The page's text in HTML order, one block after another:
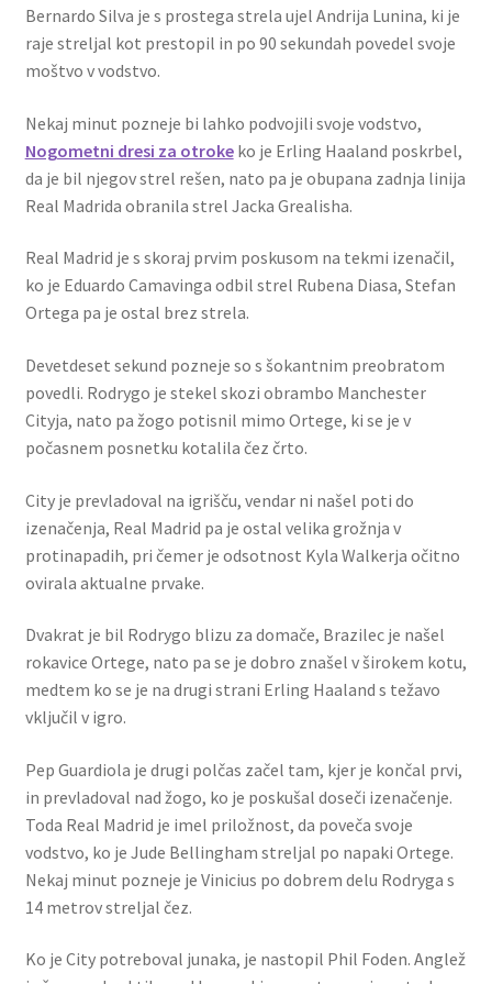
Bernardo Silva je s prostega strela ujel Andrija Lunina, ki je
raje streljal kot prestopil in po 90 sekundah povedel svoje
moštvo v vodstvo.
Nekaj minut pozneje bi lahko podvojili svoje vodstvo,
Nogometni dresi za otrokeko je Erling Haaland poskrbel,
da je bil njegov strel rešen, nato pa je obupana zadnja linija
Real Madrida obranila strel Jacka Grealisha.
Real Madrid je s skoraj prvim poskusom na tekmi izenačil,
ko je Eduardo Camavinga odbil strel Rubena Diasa, Stefan
Ortega pa je ostal brez strela.
Devetdeset sekund pozneje so s šokantnim preobratom
povedli. Rodrygo je stekel skozi obrambo Manchester
Cityja, nato pa žogo potisnil mimo Ortege, ki se je v
počasnem posnetku kotalila čez črto.
City je prevladoval na igrišču, vendar ni našel poti do
izenačenja, Real Madrid pa je ostal velika grožnja v
protinapadih, pri čemer je odsotnost Kyla Walkerja očitno
ovirala aktualne prvake.
Dvakrat je bil Rodrygo blizu za domače, Brazilec je našel
rokavice Ortege, nato pa se je dobro znašel v širokem kotu,
medtem ko se je na drugi strani Erling Haaland s težavo
vključil v igro.
Pep Guardiola je drugi polčas začel tam, kjer je končal prvi,
in prevladoval nad žogo, ko je poskušal doseči izenačenje.
Toda Real Madrid je imel priložnost, da poveča svoje
vodstvo, ko je Jude Bellingham streljal po napaki Ortege.
Nekaj minut pozneje je Vinicius po dobrem delu Rodryga s
14 metrov streljal čez.
Ko je City potreboval junaka, je nastopil Phil Foden. Anglež